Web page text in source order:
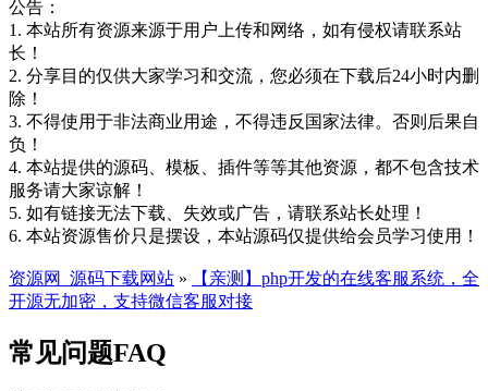
公告：
1. 本站所有资源来源于用户上传和网络，如有侵权请联系站
长！
2. 分享目的仅供大家学习和交流，您必须在下载后24小时内删
除！
3. 不得使用于非法商业用途，不得违反国家法律。否则后果自
负！
4. 本站提供的源码、模板、插件等等其他资源，都不包含技术
服务请大家谅解！
5. 如有链接无法下载、失效或广告，请联系站长处理！
6. 本站资源售价只是摆设，本站源码仅提供给会员学习使用！
资源网_源码下载网站 »
【亲测】php开发的在线客服系统，全
开源无加密，支持微信客服对接
常见问题FAQ